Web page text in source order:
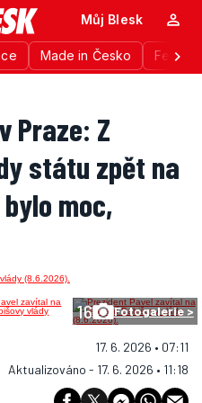
Made in Česko
Můj Blesk
Praze: Z
státu zpět na
moc,
16 Fotogalerie >
17. 6. 2026 • 07:11
Aktualizováno - 17. 6. 2026 • 11:18